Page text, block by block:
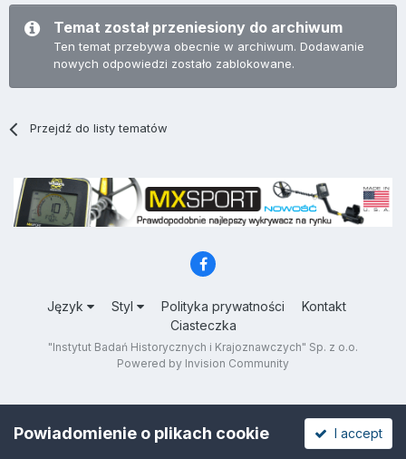
Temat został przeniesiony do archiwum
Ten temat przebywa obecnie w archiwum. Dodawanie
nowych odpowiedzi zostało zablokowane.
Przejdź do listy tematów
Język Styl Polityka prywatności
Kontakt
Ciasteczka
"Instytut Badań Historycznych i Krajoznawczych" Sp. z o.o.
Powered by Invision Community
Powiadomienie o plikach cookie I accept